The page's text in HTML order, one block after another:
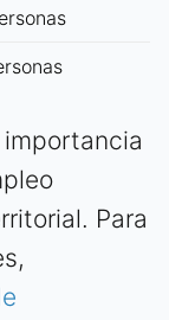
Para